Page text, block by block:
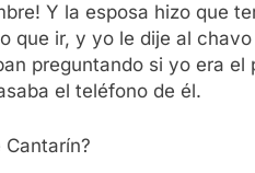
Y la esposa hizo que
que ir, y yo le dije al
preguntando si yo era
el teléfono de él.